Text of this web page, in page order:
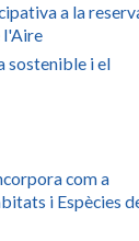
a la
l'Aire
sostenible i el
com a
i Espècies